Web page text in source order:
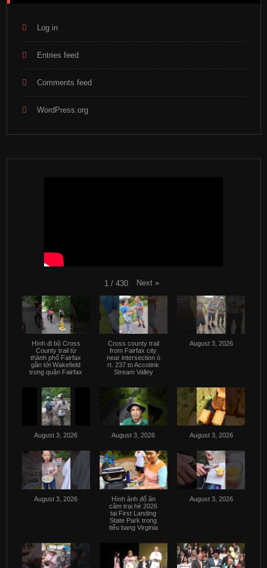
Log in
Entries feed
Comments feed
WordPress.org
1 / 430 Next »
Hình đi bộ Cross
County trail từ
thành phố Fairfax
gần tới Wakefield
trong quận Fairfax
Cross county trail
from Fairfax city
near intersection ò
rt. 237 to Accotink
Stream Valley
August 3, 2026
August 3, 2026 August 3, 2026 August 3, 2026
August 3, 2026
Hình ảnh đổ ăn
câm trại hè 2026
tại First Landing
State Park trong
tiểu bang Virginia
August 3, 2026